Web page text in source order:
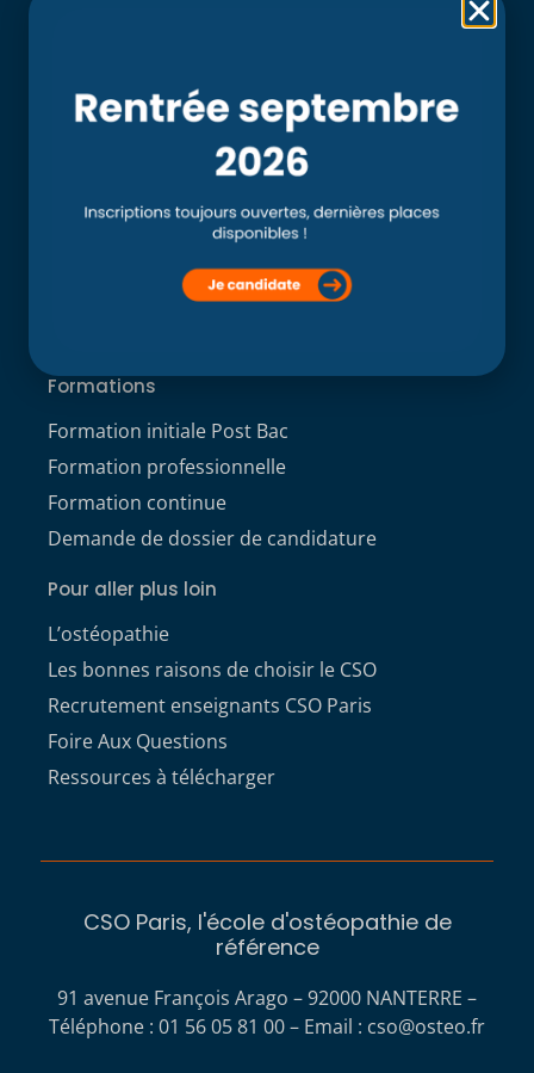
L’école
Clinique ostéopathique interne du CSO Paris
Service aux étudiants
Formations
Formation initiale Post Bac
Formation professionnelle
Formation continue
Demande de dossier de candidature
Pour aller plus loin
L’ostéopathie
Les bonnes raisons de choisir le CSO
Recrutement enseignants CSO Paris
Foire Aux Questions
Ressources à télécharger
CSO Paris, l'école d'ostéopathie de
référence
91 avenue François Arago – 92000 NANTERRE –
Téléphone : 01 56 05 81 00 – Email : cso@osteo.fr